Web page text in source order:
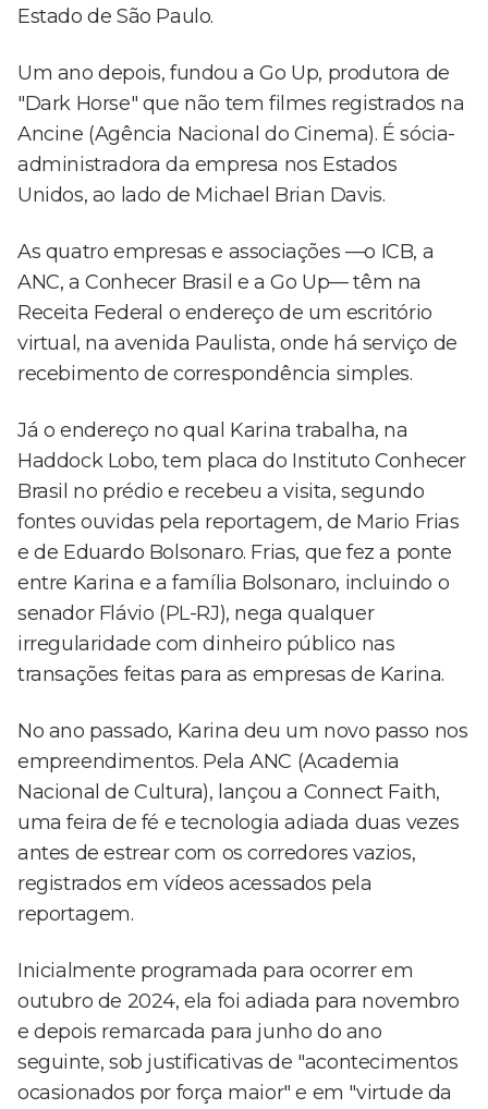
Estado de São Paulo.
Um ano depois, fundou a Go Up, produtora de
"Dark Horse" que não tem filmes registrados na
Ancine (Agência Nacional do Cinema). É sócia-
administradora da empresa nos Estados
Unidos, ao lado de Michael Brian Davis.
As quatro empresas e associações —o ICB, a
ANC, a Conhecer Brasil e a Go Up— têm na
Receita Federal o endereço de um escritório
virtual, na avenida Paulista, onde há serviço de
recebimento de correspondência simples.
Já o endereço no qual Karina trabalha, na
Haddock Lobo, tem placa do Instituto Conhecer
Brasil no prédio e recebeu a visita, segundo
fontes ouvidas pela reportagem, de Mario Frias
e de Eduardo Bolsonaro. Frias, que fez a ponte
entre Karina e a família Bolsonaro, incluindo o
senador Flávio (PL-RJ), nega qualquer
irregularidade com dinheiro público nas
transações feitas para as empresas de Karina.
No ano passado, Karina deu um novo passo nos
empreendimentos. Pela ANC (Academia
Nacional de Cultura), lançou a Connect Faith,
uma feira de fé e tecnologia adiada duas vezes
antes de estrear com os corredores vazios,
registrados em vídeos acessados pela
reportagem.
Inicialmente programada para ocorrer em
outubro de 2024, ela foi adiada para novembro
e depois remarcada para junho do ano
seguinte, sob justificativas de "acontecimentos
ocasionados por força maior" e em "virtude da